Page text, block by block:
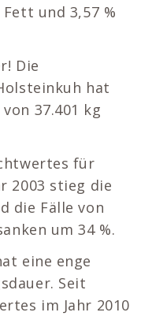
und 3,57 %
Die
hat
37.401 kg
für
2003 stieg die
die Fälle von
um 34 %.
eine enge
Seit
im Jahr 2010